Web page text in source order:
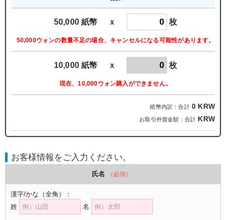
50,000 紙幣 ｘ 枚
50,000ウォンの数量不足の場合、キャンセルになる可能性があります。
10,000 紙幣 ｘ 枚
現在、10,000ウォン購入ができません。
紙幣内訳：合計 0 KRW
お取引外貨金額：合計 KRW
お客様情報をご入力ください。
氏名 （必須）
漢字/かな （全角）
：
姓
名